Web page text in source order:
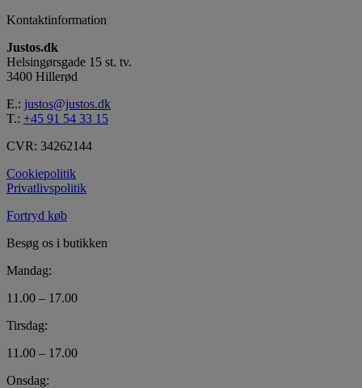
Kontaktinformation
Justos.dk
Helsingørsgade 15 st. tv.
3400 Hillerød
E.: justos@justos.dk
T.: +45 91 54 33 15
CVR: 34262144
Cookiepolitik
Privatlivspolitik
Fortryd køb
Besøg os i butikken
Mandag:
11.00 – 17.00
Tirsdag:
11.00 – 17.00
Onsdag: